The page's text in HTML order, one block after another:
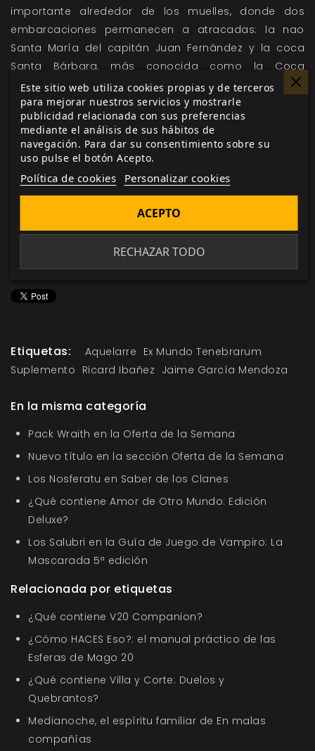
importante alrededor de los muelles, donde dos
embarcaciones permanecen a atracadas: la nao
Santa María del capitán Juan Fernández y la coca
Santa Bárbara, más conocida como la Coca
Escarlata por el color de su casco.
En las páginas de la campañaEx Mundo
Tenebrarumencontrarás también detallados
apéndices sobre la Asturias y la Castilla del siglo XIV
con los que completar este viaje cíclico del que
nadie en la península podrá escapar. ¡Vive una
Aquelarre!
Me gusta esto
Etiquetas: Aquelarre Ex Mundo Tenebrarum
Suplemento Ricard Ibañez Jaime García Mendoza
En la misma categoría
Pack Wraith en la Oferta de la Semana
Nuevo título en la sección Oferta de la Semana
Los Nosferatu en Saber de los Clanes
¿Qué contiene Amor de Otro Mundo: Edición
Deluxe?
Los Salubri en la Guía de Juego de Vampiro: La
Mascarada 5ª edición
Relacionada por etiquetas
¿Qué contiene V20 Companion?
¿Cómo HACES Eso?: el manual práctico de las
Esferas de Mago 20
¿Qué contiene Villa y Corte: Duelos y
Quebrantos?
Medianoche, el espíritu familiar de En malas
compañías
Este sitio web utiliza cookies propias y de terceros
para mejorar nuestros servicios y mostrarle
publicidad relacionada con sus preferencias
mediante el análisis de sus hábitos de
navegación. Para dar su consentimiento sobre su
uso pulse el botón Acepto.
Política de cookies Personalizar cookies
RECHAZAR TODO
ACEPTO